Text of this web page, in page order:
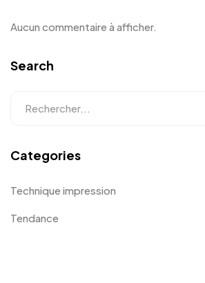
Aucun commentaire à afficher.
Search
Categories
Technique impression
Tendance